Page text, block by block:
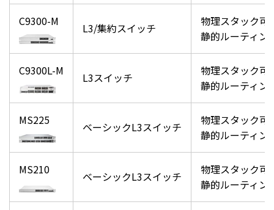
C9300-M L3/集約スイッチ
物理スタック可
静的ルーティン
C9300L-M L3スイッチ
物理スタック可
静的ルーティン
MS225 ベーシックL3スイッチ
物理スタック可
静的ルーティン
MS210 ベーシックL3スイッチ
物理スタック可
静的ルーティン